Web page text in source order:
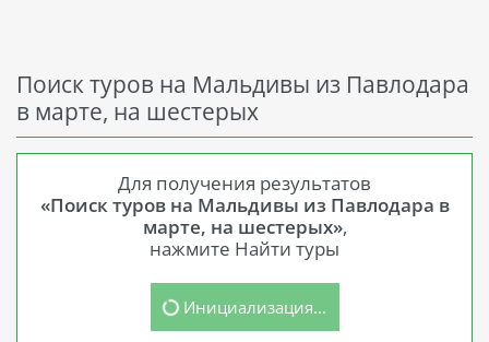
Поиск туров на Мальдивы из Павлодара
в марте, на шестерых
Для получения результатов
«Поиск туров на Мальдивы из Павлодара в
марте, на шестерых»,
нажмите Найти туры
Инициализация...